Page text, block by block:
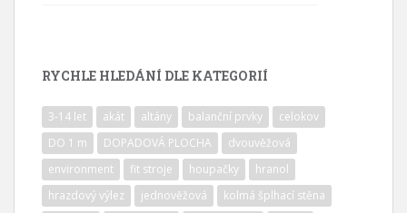
RYCHLE HLEDÁNÍ DLE KATEGORIÍ
3-14 let akát altány balanční prvky
celokov
DO 1 m
DOPADOVÁ PLOCHA
dvouvěžová
environment
fit stroje houpačky
hranol
hrazdový výlez
jednověžová
kolmá šplhací stěna